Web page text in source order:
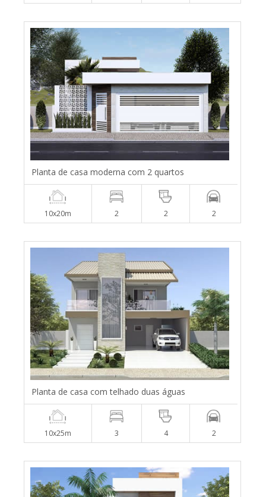
Planta de casa moderna com 2 quartos
10x20m 2 2 2
Planta de casa com telhado duas águas
10x25m 3 4 2